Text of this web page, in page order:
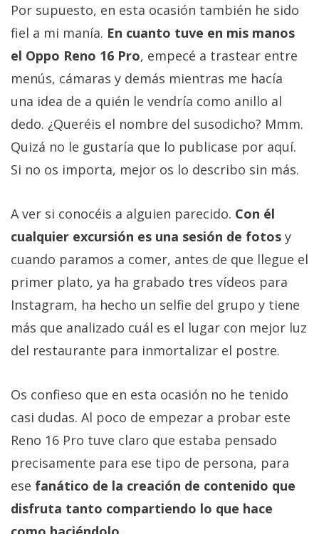
Por supuesto, en esta ocasión también he sido
fiel a mi manía. En cuanto tuve en mis manos
el Oppo Reno 16 Pro, empecé a trastear entre
menús, cámaras y demás mientras me hacía
una idea de a quién le vendría como anillo al
dedo. ¿Queréis el nombre del susodicho? Mmm.
Quizá no le gustaría que lo publicase por aquí.
Si no os importa, mejor os lo describo sin más.
A ver si conocéis a alguien parecido. Con él
cualquier excursión es una sesión de fotos y
cuando paramos a comer, antes de que llegue el
primer plato, ya ha grabado tres vídeos para
Instagram, ha hecho un selfie del grupo y tiene
más que analizado cuál es el lugar con mejor luz
del restaurante para inmortalizar el postre.
Os confieso que en esta ocasión no he tenido
casi dudas. Al poco de empezar a probar este
Reno 16 Pro tuve claro que estaba pensado
precisamente para ese tipo de persona, para
ese fanático de la creación de contenido que
disfruta tanto compartiendo lo que hace